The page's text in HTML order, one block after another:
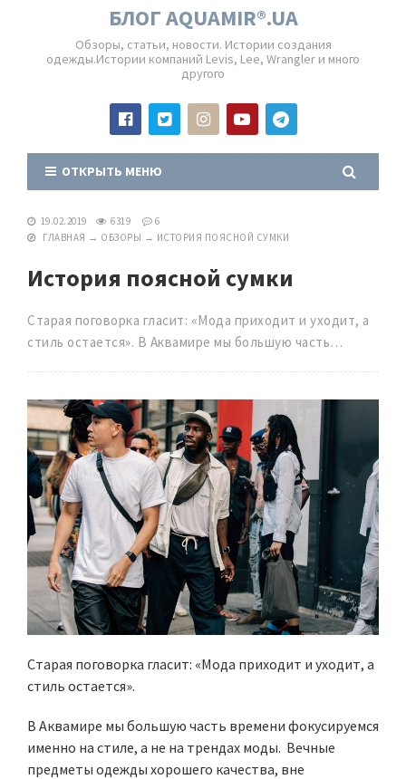
БЛОГ AQUAMIR®.UA
Обзоры, статьи, новости. Истории создания
одежды.Истории компаний Levis, Lee, Wrangler и много
другого
ОТКРЫТЬ МЕНЮ
19.02.2019 6319
6
ГЛАВНАЯ → ОБЗОРЫ → ИСТОРИЯ ПОЯСНОЙ СУМКИ
История поясной сумки
Старая поговорка гласит: «Мода приходит и уходит, а
стиль остается». В Аквамире мы большую часть…
Старая поговорка гласит: «Мода приходит и уходит, а
стиль остается».
В Аквамире мы большую часть времени фокусируемся
именно на стиле, а не на трендах моды. Вечные
предметы одежды хорошего качества, вне